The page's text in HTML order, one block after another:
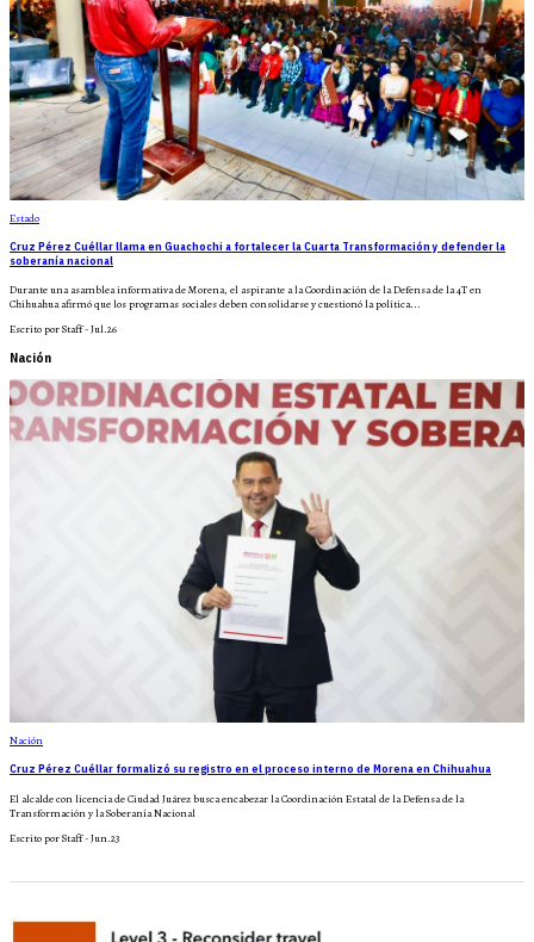
Estado
Cruz Pérez Cuéllar llama en Guachochi a fortalecer la Cuarta Transformación y defender la
soberanía nacional
Durante una asamblea informativa de Morena, el aspirante a la Coordinación de la Defensa de la 4T en
Chihuahua afirmó que los programas sociales deben consolidarse y cuestionó la política...
Escrito por Staff - Jul.26
Nación
Nación
Cruz Pérez Cuéllar formalizó su registro en el proceso interno de Morena en Chihuahua
El alcalde con licencia de Ciudad Juárez busca encabezar la Coordinación Estatal de la Defensa de la
Transformación y la Soberanía Nacional
Escrito por Staff - Jun.23